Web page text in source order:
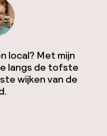
local? Met mijn
langs de tofste
wijken van de